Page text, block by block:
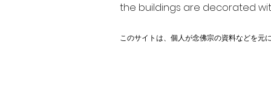
the buildings are decorated
このサイトは、個人が念佛宗の資料などを元